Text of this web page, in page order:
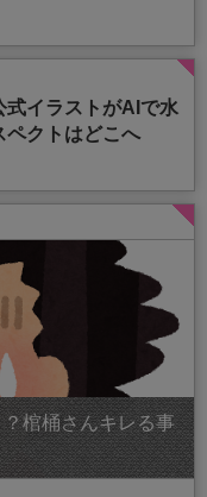
式イラストがAIで水
クトはどこへ
棺桶さんキレる事